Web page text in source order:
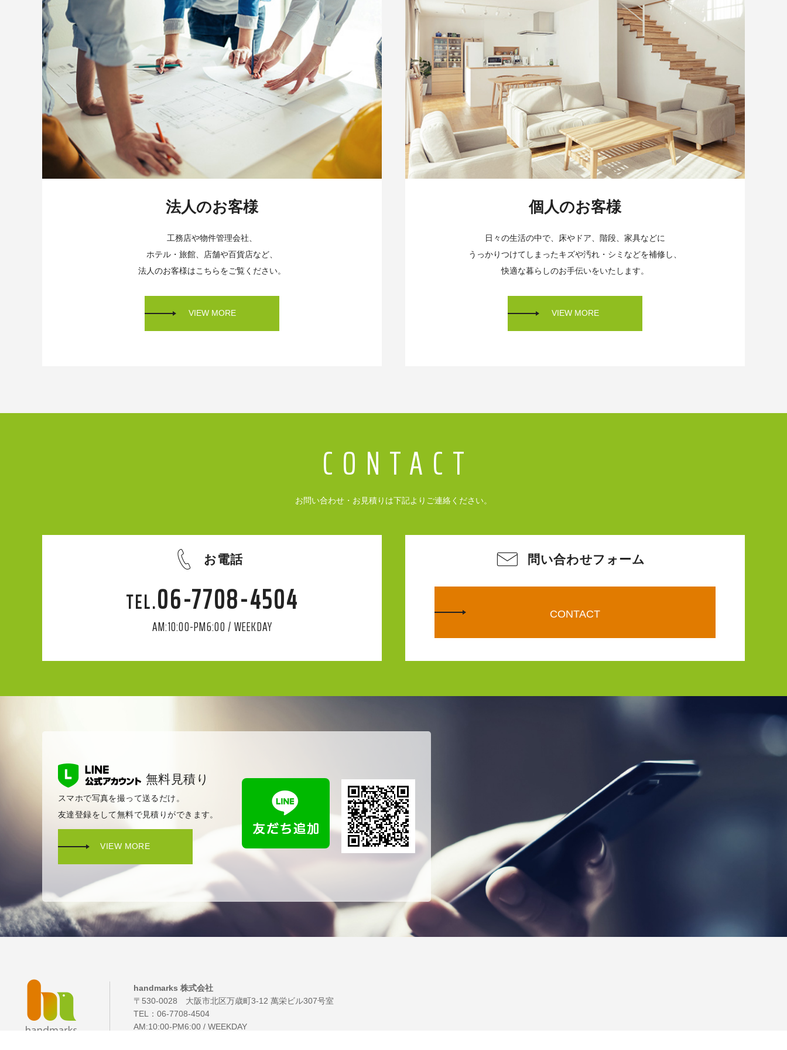
法人のお客様
工務店や物件管理会社、
ホテル・旅館、店舗や百貨店など、
法人のお客様はこちらをご覧ください。
VIEW MORE
個人のお客様
日々の生活の中で、床やドア、階段、家具などに
うっかりつけてしまったキズや汚れ・シミなどを補修し、
快適な暮らしのお手伝いをいたします。
VIEW MORE
お問い合わせ・お見積りは下記よりご連絡ください。
お電話
06-7708-4504
AM:10:00-PM6:00 / WEEKDAY
問い合わせフォーム
CONTACT
無料見積り
スマホで写真を撮って送るだけ。
友達登録をして無料で見積りができます。
VIEW MORE
handmarks 株式会社
〒530-0028 大阪市北区万歳町3-12 萬栄ビル307号室
TEL： 06-7708-4504
AM:10:00-PM6:00 / WEEKDAY